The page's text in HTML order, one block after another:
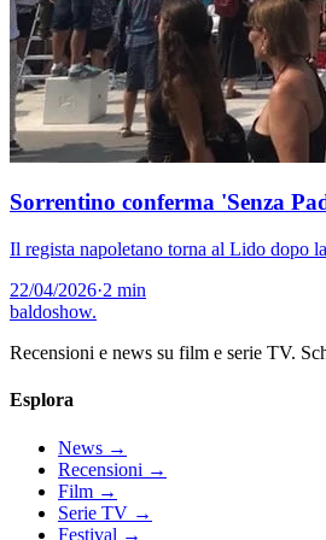
Sorrentino conferma 'Senza
Il regista napoletano torna al Lido dopo
22/04/2026·2 min
baldoshow.
Recensioni e news su film e serie TV.
Esplora
News →
Recensioni →
Film →
Serie TV →
Festival →